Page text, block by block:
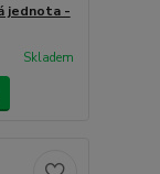
jednota -
Skladem